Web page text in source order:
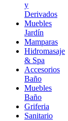
y
Derivados
Muebles
Jardín
Mamparas
Hidromasaje
& Spa
Accesorios
Baño
Muebles
Baño
Griferia
Sanitario